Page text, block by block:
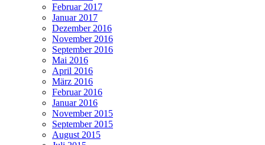
Februar 2017
Januar 2017
Dezember 2016
November 2016
September 2016
Mai 2016
April 2016
März 2016
Februar 2016
Januar 2016
November 2015
September 2015
August 2015